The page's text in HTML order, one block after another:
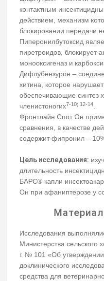
контактным
действием, механизм
блокировании передачи
Пиперонилбутоксид
пиретроидов, блокирует
монооксигеназ и
Дифлубензурон –
хитина, которое
обеспечивающие синтез
членистоногих7-10; 12-14.
Фронтлайн Спот Он
сравнения, в качестве
содержит фипронил –
Цель исследования:
длительность
БАРС® капли
Он при афаниптерозе у
Исследования
Министерства сельского
г. № 101 «Об
доклинического
средства для